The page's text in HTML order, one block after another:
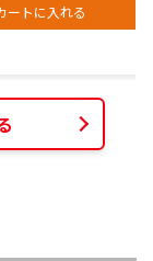
ートに入れる